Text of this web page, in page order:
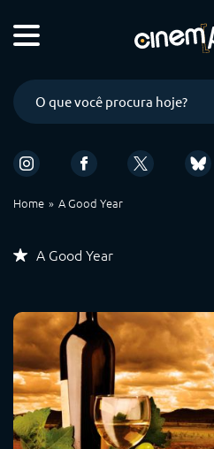
Home A Good Year
A Good Year